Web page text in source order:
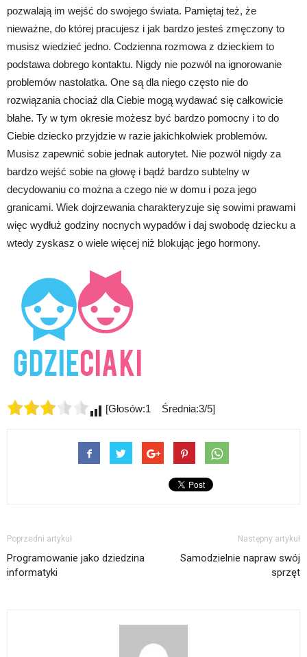
pozwalają im wejść do swojego świata. Pamiętaj też, że
nieważne, do której pracujesz i jak bardzo jesteś zmęczony to
musisz wiedzieć jedno. Codzienna rozmowa z dzieckiem to
podstawa dobrego kontaktu. Nigdy nie pozwól na ignorowanie
problemów nastolatka. One są dla niego często nie do
rozwiązania chociaż dla Ciebie mogą wydawać się całkowicie
błahe. Ty w tym okresie możesz być bardzo pomocny i to do
Ciebie dziecko przyjdzie w razie jakichkolwiek problemów.
Musisz zapewnić sobie jednak autorytet. Nie pozwól nigdy za
bardzo wejść sobie na głowę i bądź bardzo subtelny w
decydowaniu co można a czego nie w domu i poza jego
granicami. Wiek dojrzewania charakteryzuje się sowimi prawami
więc wydłuż godziny nocnych wypadów i daj swobodę dziecku a
wtedy zyskasz o wiele więcej niż blokując jego hormony.
[Głosów:1 Średnia:3/5]
Poprzedni artykuł
Programowanie jako dziedzina
informatyki
Następny artykuł
Samodzielnie napraw swój
sprzęt